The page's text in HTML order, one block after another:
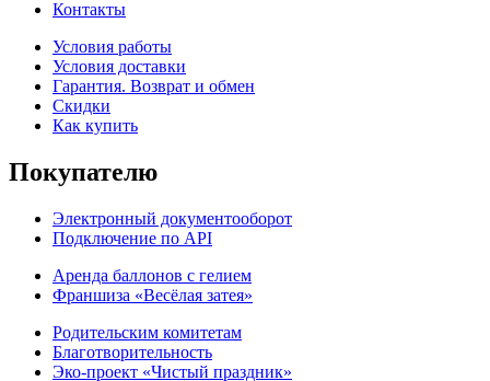
Контакты
Условия работы
Условия доставки
Гарантия. Возврат и обмен
Скидки
Как купить
Покупателю
Электронный документооборот
Подключение по API
Аренда баллонов с гелием
Франшиза «Весёлая затея»
Родительским комитетам
Благотворительность
Эко-проект «Чистый праздник»